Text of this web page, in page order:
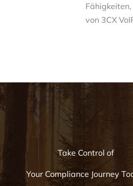
von 3CX
Take Control of
Your Compliance Journey